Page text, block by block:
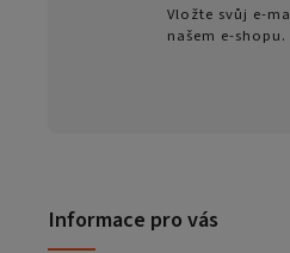
Vložte svůj e-
našem e-shopu.
Informace pro vás